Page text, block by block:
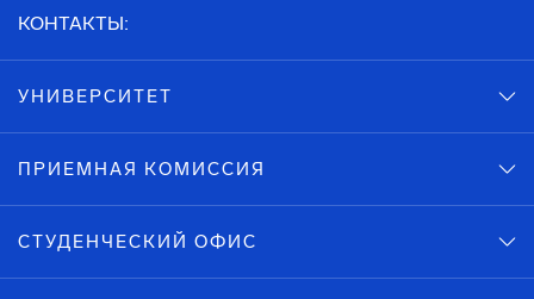
КОНТАКТЫ:
УНИВЕРСИТЕТ
ПРИЕМНАЯ КОМИССИЯ
СТУДЕНЧЕСКИЙ ОФИС